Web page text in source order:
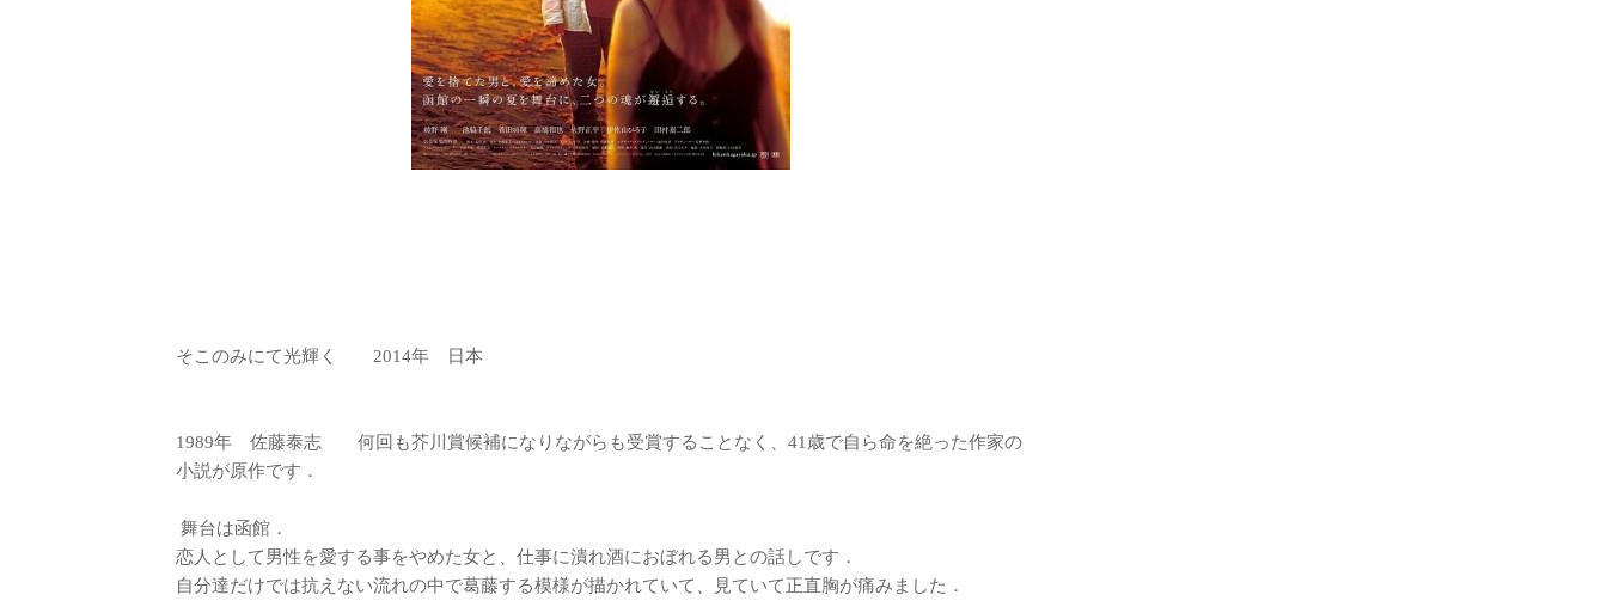
そこのみにて光輝く 2014年 日本
1989年 佐藤泰志 何回も芥川賞候補になりながらも受賞することなく、41歳で自ら命を絶った作家の
小説が原作です．
舞台は函館．
恋人として男性を愛する事をやめた女と、仕事に潰れ酒におぼれる男との話しです．
自分達だけでは抗えない流れの中で葛藤する模様が描かれていて、見ていて正直胸が痛みました．